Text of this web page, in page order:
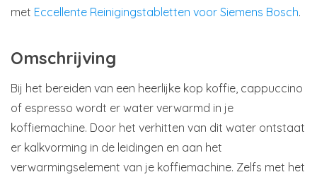
met Eccellente Reinigingstabletten voor Siemens Bosch.
Omschrijving
Bij het bereiden van een heerlijke kop koffie, cappuccino
of espresso wordt er water verwarmd in je
koffiemachine. Door het verhitten van dit water ontstaat
er kalkvorming in de leidingen en aan het
verwarmingselement van je koffiemachine. Zelfs met het